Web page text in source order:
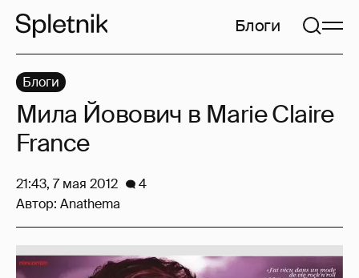
Блоги
Блоги
Мила Йовович в Marie Claire
France
21:43, 7 мая 2012
4
Автор: Anathema